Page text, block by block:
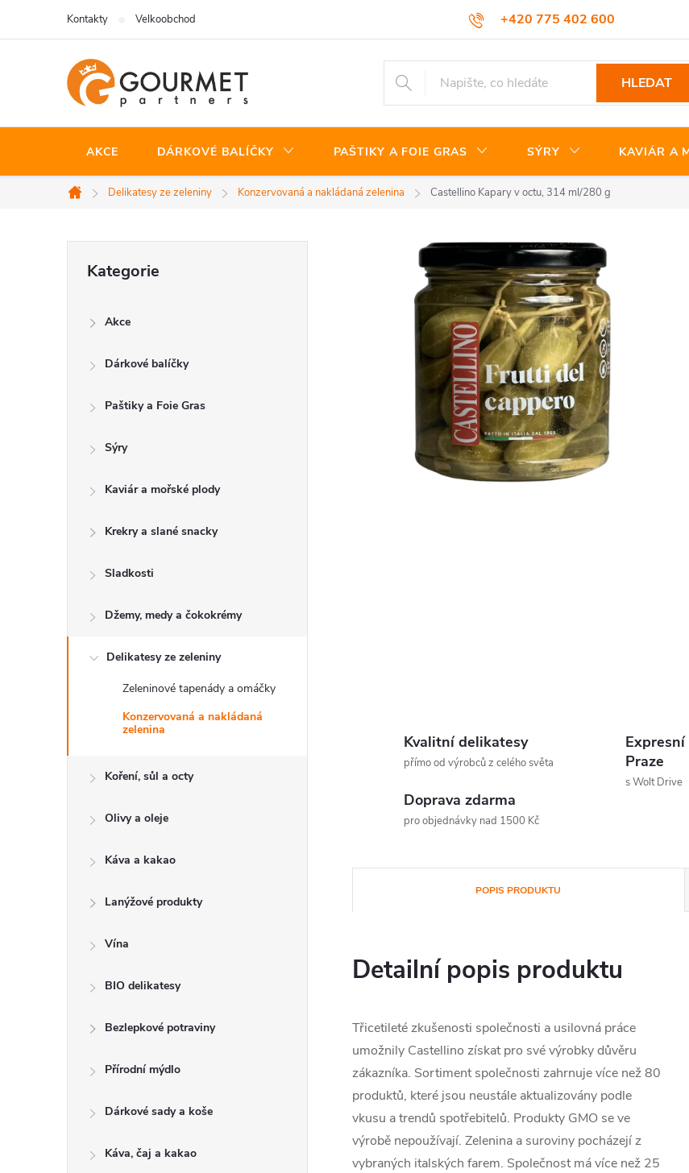
+420 775 402 600
Kontakty Velkoobchod
HLEDAT
AKCE DÁRKOVÉ BALÍČKY PAŠTIKY A FOIE GRAS SÝRY KAVIÁR A
Domů
Delikatesy ze zeleniny Konzervovaná a nakládaná zelenina Castellino Kapary v octu, 314 ml/280 g
kategorie
Kategorie
Akce
Dárkové balíčky
Paštiky a Foie Gras
Sýry
Kaviár a mořské plody
Krekry a slané snacky
Sladkosti
Džemy, medy a čokokrémy
Delikatesy ze zeleniny
Zeleninové tapenády a omáčky
Konzervovaná a nakládaná
zelenina
Koření, sůl a octy
Olivy a oleje
Káva a kakao
Lanýžové produkty
Vína
BIO delikatesy
Bezlepkové potraviny
Přírodní mýdlo
Dárkové sady a koše
Káva, čaj a kakao
Kvalitní delikatesy
přímo od výrobců z celého světa
Praze
s Wolt Drive
Doprava zdarma
pro objednávky nad 1500 Kč
POPIS PRODUKTU
Detailní popis produktu
Třicetileté zkušenosti společnosti a usilovná práce
umožnily Castellino získat pro své výrobky důvěru
zákazníka. Sortiment společnosti zahrnuje více než 80
produktů, které jsou neustále aktualizovány podle
vkusu a trendů spotřebitelů. Produkty GMO se ve
výrobě nepoužívají. Zelenina a suroviny pocházejí z
vybraných italských farem. Společnost má více než 25